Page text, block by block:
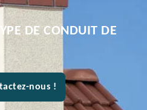
DE CONDUIT DE
nous !